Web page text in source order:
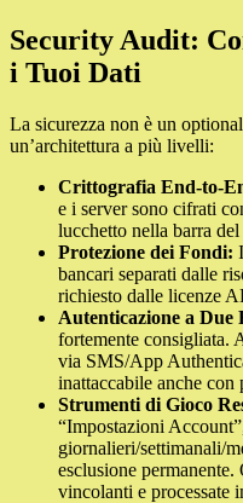
Security Audit:
i Tuoi Dati
La sicurezza non è un
un’architettura a più livelli:
Crittografia End-to-
e i server sono cifrati
lucchetto nella barra
Protezione dei Fondi:
bancari separati dalle
richiesto dalle licenze
Autenticazione a Due
fortemente consigliata.
via SMS/App
inattaccabile anche con
Strumenti di Gioco
“Impostazioni
giornalieri/settimanali/
esclusione permanente.
vincolanti e processate